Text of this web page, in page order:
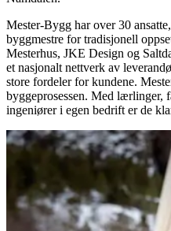
Mester-Bygg har over 30
byggmestre for tradisjonell
Mesterhus, JKE Design og
et nasjonalt nettverk av
store fordeler for kundene.
byggeprosessen. Med lærlinger,
ingeniører i egen bedrift er de